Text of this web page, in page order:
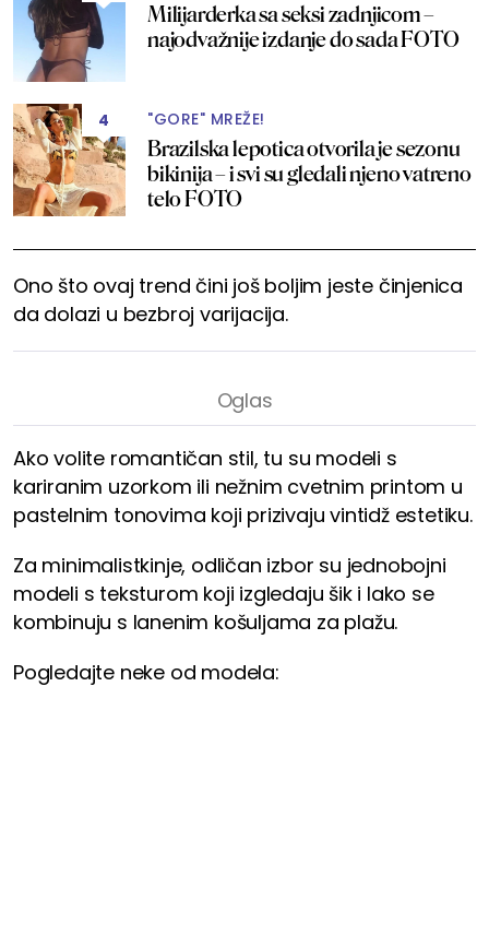
Milijarderka sa seksi zadnjicom –
najodvažnije izdanje do sada FOTO
4 "GORE" MREŽE!
Brazilska lepotica otvorila je sezonu
bikinija – i svi su gledali njeno vatreno
telo FOTO
Ono što ovaj trend čini još boljim jeste činjenica
da dolazi u bezbroj varijacija.
Ako volite romantičan stil, tu su modeli s
kariranim uzorkom ili nežnim cvetnim printom u
pastelnim tonovima koji prizivaju vintidž estetiku.
Za minimalistkinje, odličan izbor su jednobojni
modeli s teksturom koji izgledaju šik i lako se
kombinuju s lanenim košuljama za plažu.
Pogledajte neke od modela: